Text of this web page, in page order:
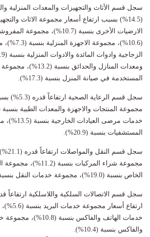
سجل قسم الأثاث والتجهيزات والمعدات المنزلية
(14.5%) بسبب ارتفاع أسعار مجموعة الاثاث
الارضيات الأخرى بنسبة (10.7%)،
(10.6%)،
ومعدات المنازل والحدائق
المستخدمة في صيانة المنزل بنسبة (17.3%).
سجل قسم الرعاية
خدمات مرضى
المستشفيات بنسبة (20.9%).
سجل
مجموعة شراء المركبات
الخاص بنسبة (19.0%)، مجموعة خدمات النقل بنسبة (23.9%).
ارتفاع
خدمات الهاتف والفاكس بنسبة
والفاكس بنسبة (10.4%).